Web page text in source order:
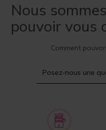
Nous
pouvoir vous
Comment